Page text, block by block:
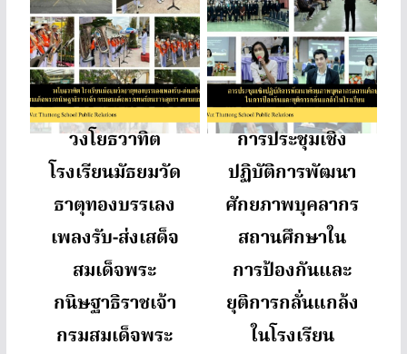
วงโยธวาทิต
โรงเรียนมัธยมวัด
ธาตุทองบรรเลง
เพลงรับ-ส่งเสด็จ
สมเด็จพระ
กนิษฐาธิราชเจ้า
กรมสมเด็จพระ
การประชุมเชิง
ปฏิบัติการพัฒนา
ศักยภาพบุคลากร
สถานศึกษาใน
การป้องกันและ
ยุติการกลั่นแกล้ง
ในโรงเรียน